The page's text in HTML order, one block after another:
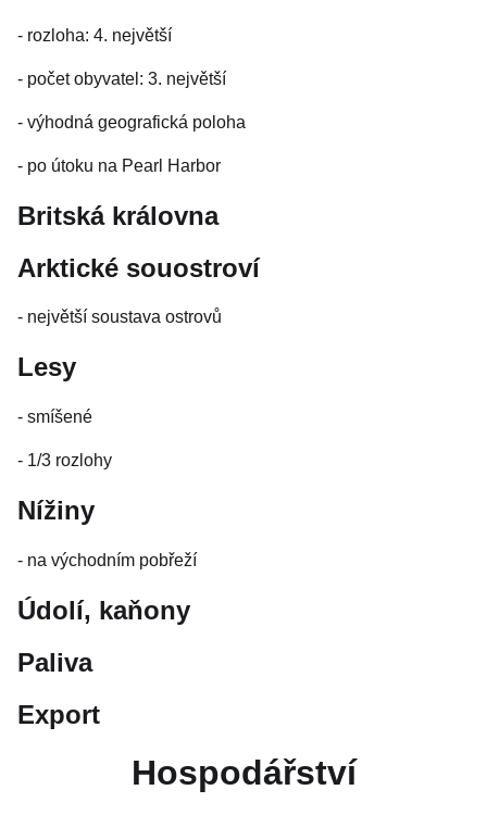
- rozloha: 4. největší
- počet obyvatel: 3. největší
- výhodná geografická poloha
- po útoku na Pearl Harbor
Britská královna
Arktické souostroví
- největší soustava ostrovů
Lesy
- smíšené
- 1/3 rozlohy
Nížiny
- na východním pobřeží
Údolí, kaňony
Paliva
Export
Hospodářství